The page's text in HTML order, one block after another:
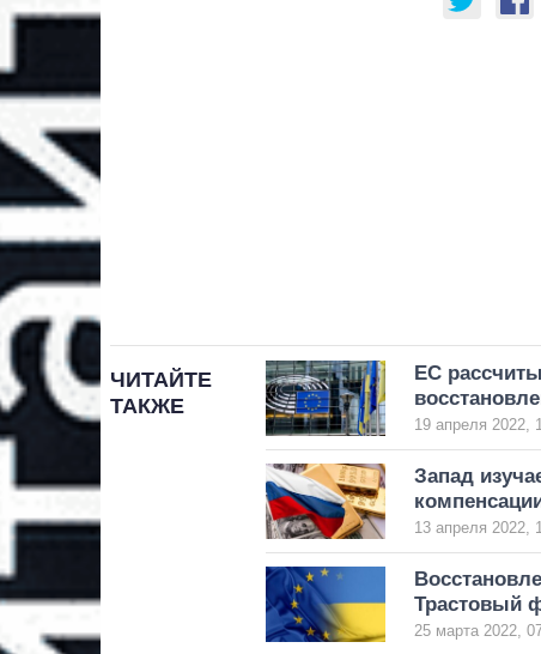
ЧИТАЙТЕ
ТАКЖЕ
ЕС
19 апреля 2022,
Запад
13 апреля 2022,
Трастовый
25 марта 2022,